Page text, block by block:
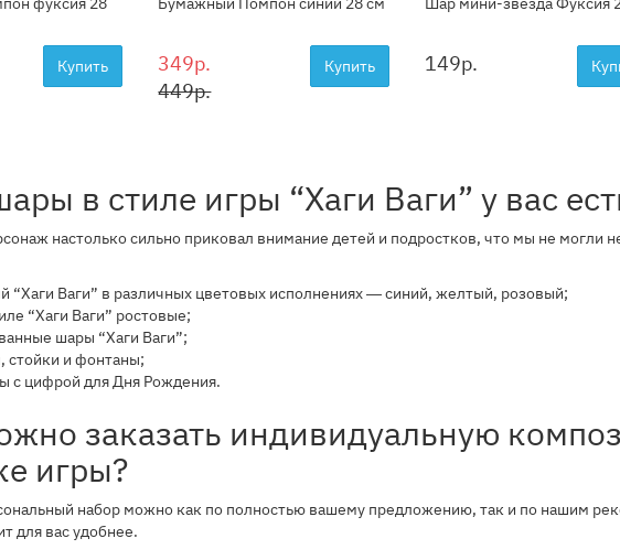
Купить
349р.
449р.
Купить 149р.
в стиле игры “Хаги Ваги” у вас
настолько сильно приковал внимание детей и подростков, что мы не могли
“Хаги Ваги” в различных цветовых исполнениях ― синий, желтый, розовый;
“Хаги Ваги” ростовые;
шары “Хаги Ваги”;
стойки и фонтаны;
с цифрой для Дня Рождения.
заказать индивидуальную
игры?
набор можно как по полностью вашему предложению, так и по нашим
для вас удобнее.